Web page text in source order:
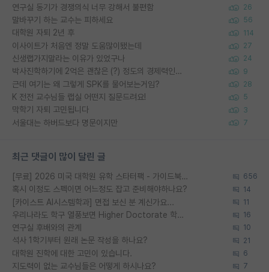
연구실 동기가 경쟁의식 너무 강해서 불편함 26
말바꾸기 하는 교수는 피하세요 56
대학원 자퇴 2년 후 114
이사이트가 처음엔 정말 도움많이됐는데 27
신생랩가지말라는 이유가 있었구나 24
박사진학하기에 2억은 괜찮은 (?) 정도의 경제력인가요 9
근데 여기는 왜 그렇게 SPK를 물어보는거임? 28
K 전전 교수님들 랩실 어떤지 질문드려요! 5
막학기 자퇴 고민됩니다 3
서울대는 하버드보다 명문이지만 7
최근 댓글이 많이 달린 글
[무료] 2026 미국 대학원 유학 스타터팩 - 가이드북 & 합격자 컨택메일 템플릿 656
혹시 이정도 스펙이면 어느정도 잡고 준비해야하나요? 14
[카이스트 AI시스템학과] 면접 보신 분 계신가요... 11
우리나라도 학구 열풍보면 Higher Doctorate 학위가 필요하다고 봅니다. 16
연구실 후배와의 관계 10
석사 1학기부터 원래 논문 작성을 하나요? 21
대학원 진학에 대한 고민이 있습니다. 6
지도력이 없는 교수님들은 어떻게 하시나요? 7